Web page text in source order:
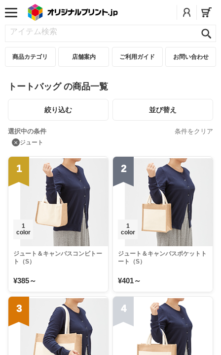
商品カテゴリ 店舗案内 ご利用ガイド お問い合わせ
トートバッグ の商品一覧
絞り込む 並び替え
選択中の条件 条件をクリア
× ジュート
1
1
color
ジュート＆キャンバスコンビトー
ト（S）
¥385～
2
1
color
ジュート＆キャンバスポケットト
ート（S）
¥401～
3 4